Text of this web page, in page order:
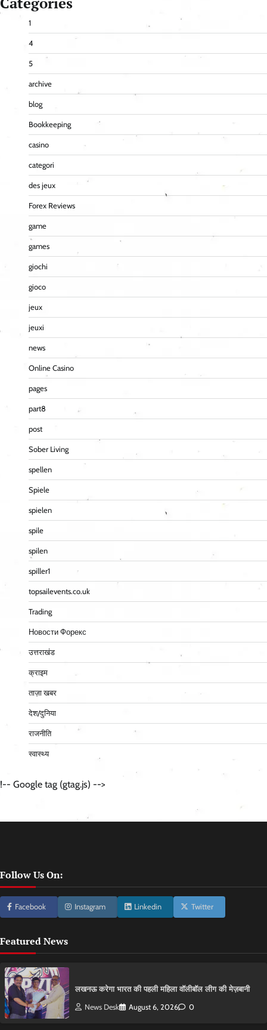
1
4
5
archive
blog
Bookkeeping
casino
categori
des jeux
Forex Reviews
game
games
giochi
gioco
jeux
jeuxi
news
Online Casino
pages
part8
post
Sober Living
spellen
Spiele
spielen
spile
spilen
spiller1
topsailevents.co.uk
Trading
Новости Форекс
उत्तराखंड
क्राइम
ताज़ा खबर
देश/दुनिया
राजनीति
स्वास्थ्य
!-- Google tag (gtag.js) -->
Follow Us On:
Facebook Instagram Linkedin Twitter
Featured News
लखनऊ करेगा भारत की पहली महिला वॉलीबॉल लीग की मेज़बानी
News Desk August 6, 2026 0